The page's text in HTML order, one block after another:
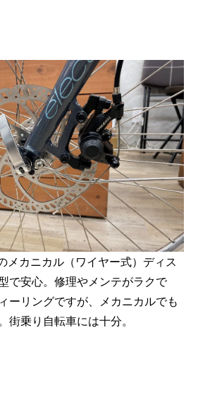
メカニカル（ワイヤー式）ディス
で安心。修理やメンテがラクで
ーリングですが、メカニカルでも
街乗り自転車には十分。